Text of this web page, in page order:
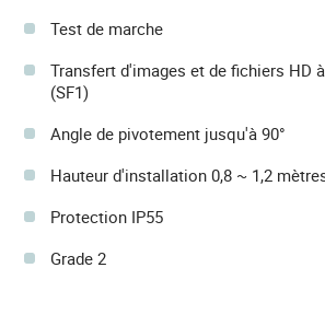
Test de marche
Transfert d'images et de fichiers HD
(SF1)
Angle de pivotement jusqu'à 90°
Hauteur d'installation 0,8 ~ 1,2
Protection IP55
Grade 2